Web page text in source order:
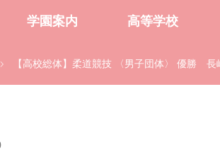
学園案内 高等学校
【高校総体】柔道競技 〈男子団体〉 優勝 長